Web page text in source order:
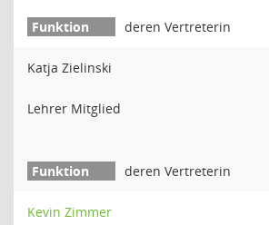
deren Vertreterin
Katja Zielinski
Lehrer Mitglied
deren Vertreterin
Kevin Zimmer